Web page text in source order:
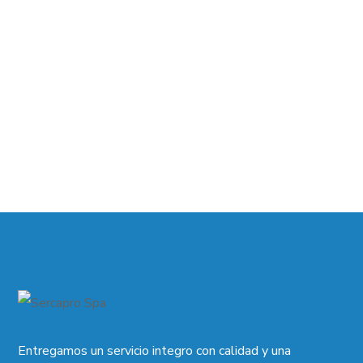
Entregamos un servicio integro con calidad y una